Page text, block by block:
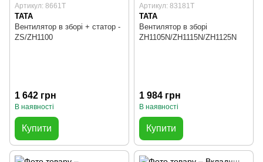
Артикул: 8661T
TATA
Вентилятор в зборі + статор -
ZS/ZH1100
1 642 грн
В наявності
Купити
Артикул: 83181T
TATA
Вентилятор в зборі
ZH1105N/ZH1115N/ZH1125N
1 984 грн
В наявності
Купити